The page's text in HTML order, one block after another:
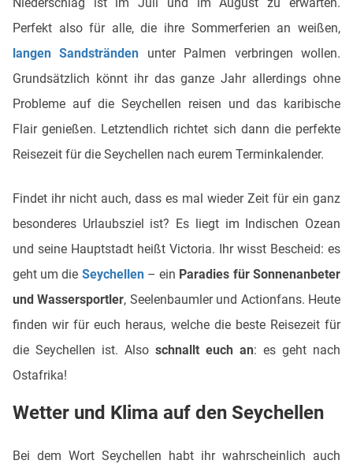
Perfekt also für alle, die ihre Sommerferien an weißen,
langen Sandstränden unter Palmen verbringen wollen.
Grundsätzlich könnt ihr das ganze Jahr allerdings ohne
Probleme auf die Seychellen reisen und das karibische
Flair genießen. Letztendlich richtet sich dann die perfekte
Reisezeit für die Seychellen nach eurem Terminkalender.
Findet ihr nicht auch, dass es mal wieder Zeit für ein ganz
besonderes Urlaubsziel ist? Es liegt im Indischen Ozean
und seine Hauptstadt heißt Victoria. Ihr wisst Bescheid: es
geht um die Seychellen– ein Paradies für Sonnenanbeter
und Wassersportler, Seelenbaumler und Actionfans. Heute
finden wir für euch heraus, welche die beste Reisezeit für
die Seychellen ist. Also schnallt euch an: es geht nach
Ostafrika!
Wetter und Klima auf den Seychellen
Bei dem Wort Seychellen habt ihr wahrscheinlich auch